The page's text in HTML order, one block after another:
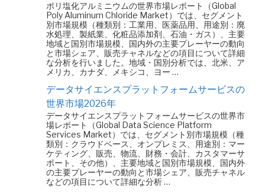
ポリ塩化アルミニウムの世界市場レポート（Global
Poly Aluminum Chloride Market）では、セグメント
別市場規模（種類別：工業用、医薬品用、用途別：廃
水処理、製紙業、化粧品添加剤、石油・ガス）、主要
地域と国別市場規模、国内外の主要プレーヤーの動向
と市場シェア、販売チャネルなどの項目について詳細
な分析を行いました。地域・国別分析では、北米、ア
メリカ、カナダ、メキシコ、ヨー …
データサイエンスプラットフォームサービスの
世界市場2026年
データサイエンスプラットフォームサービスの世界市
場レポート（Global Data Science Platform
Services Market）では、セグメント別市場規模（種
類別：クラウドベース、オンプレミス、用途別：マー
ケティング、販売、物流、財務・会計、カスタマーサ
ポート、その他）、主要地域と国別市場規模、国内外
の主要プレーヤーの動向と市場シェア、販売チャネル
などの項目について詳細な分析 …